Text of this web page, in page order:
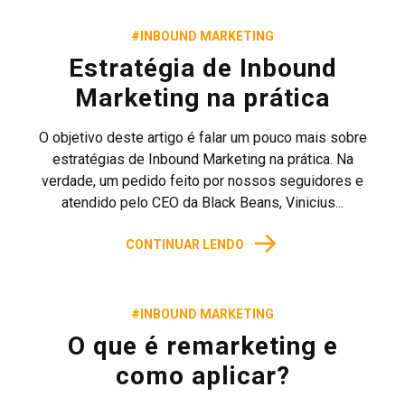
#INBOUND MARKETING
Estratégia de Inbound
Marketing na prática
O objetivo deste artigo é falar um pouco mais sobre
estratégias de Inbound Marketing na prática. Na
verdade, um pedido feito por nossos seguidores e
atendido pelo CEO da Black Beans, Vinicius...
CONTINUAR LENDO →
#INBOUND MARKETING
O que é remarketing e
como aplicar?